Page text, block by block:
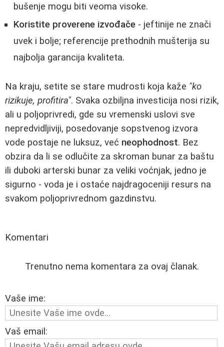
bušenje mogu biti veoma visoke.
Koristite proverene izvođače - jeftinije ne znači
uvek i bolje; referencije prethodnih mušterija su
najbolja garancija kvaliteta.
Na kraju, setite se stare mudrosti koja kaže "ko
rizikuje, profitira". Svaka ozbiljna investicija nosi rizik,
ali u poljoprivredi, gde su vremenski uslovi sve
nepredvidljiviji, posedovanje sopstvenog izvora
vode postaje ne luksuz, već neophodnost. Bez
obzira da li se odlučite za skroman bunar za baštu
ili duboki arterski bunar za veliki voćnjak, jedno je
sigurno - voda je i ostaće najdragoceniji resurs na
svakom poljoprivrednom gazdinstvu.
Komentari
Trenutno nema komentara za ovaj članak.
Vaše ime:
Vaš email: